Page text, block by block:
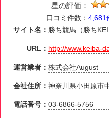
星の評価：
口コミ件数： 4,681
サイト名： 勝ち競馬（勝ち
URL： http://www.keiba-
運営業者：株式会社August
会社住所：神奈川県小田原市
電話番号：03-6866-5756